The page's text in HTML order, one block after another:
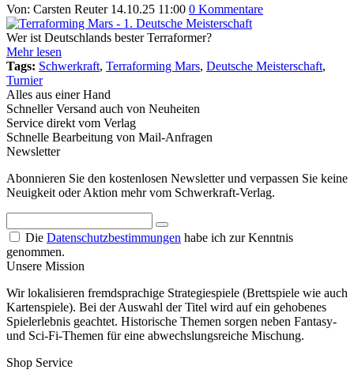
Von: Carsten Reuter 14.10.25 11:00 0 Kommentare
Wer ist Deutschlands bester Terraformer?
Mehr lesen
Tags: Schwerkraft, Terraforming Mars, Deutsche Meisterschaft,
Turnier
Alles aus einer Hand
Schneller Versand auch von Neuheiten
Service direkt vom Verlag
Schnelle Bearbeitung von Mail-Anfragen
Newsletter
Abonnieren Sie den kostenlosen Newsletter und verpassen Sie keine
Neuigkeit oder Aktion mehr vom Schwerkraft-Verlag.
Die Datenschutzbestimmungen habe ich zur Kenntnis
genommen.
Unsere Mission
Wir lokalisieren fremdsprachige Strategiespiele (Brettspiele wie auch
Kartenspiele). Bei der Auswahl der Titel wird auf ein gehobenes
Spielerlebnis geachtet. Historische Themen sorgen neben Fantasy-
und Sci-Fi-Themen für eine abwechslungsreiche Mischung.
Shop Service